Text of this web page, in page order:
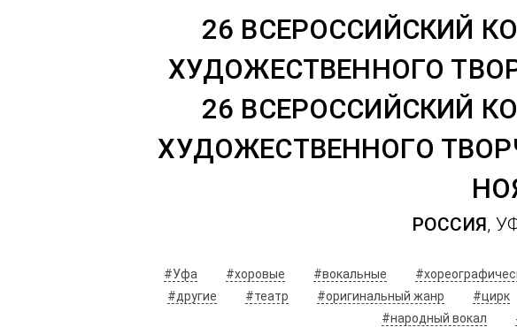
26 ВСЕРОССИЙСКИЙ
ХУДОЖЕСТВЕННОГО
26 ВСЕРОССИЙСКИЙ
ХУДОЖЕСТВЕННОГО
РОССИЯ,
#Уфа #хоровые #вокальные
#другие
#театр #оригинальный жанр #цирк
#народный вокал